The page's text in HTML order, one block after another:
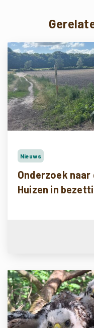
Nieuws
Onderzoek
Huizen in